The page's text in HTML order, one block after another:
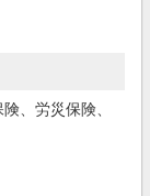
、労災保険、